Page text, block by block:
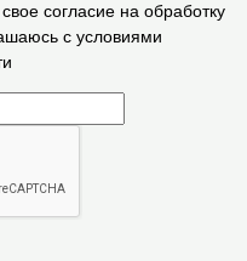
согласие на обработку
с условиями